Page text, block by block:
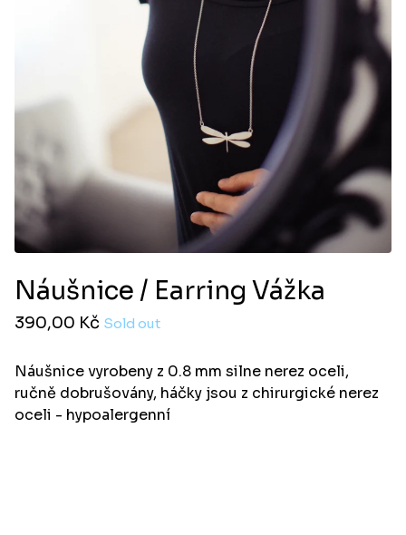
Náušnice / Earring Vážka
390,00 Kč Sold out
Náušnice vyrobeny z 0.8 mm silne nerez oceli,
ručně dobrušovány, háčky jsou z chirurgické nerez
oceli - hypoalergenní